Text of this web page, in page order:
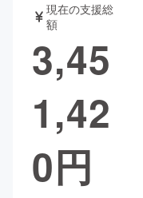
ゲーム・サ
書籍・雑誌
チャレンジ
現在の支援総
額
3,45
1,42
0円